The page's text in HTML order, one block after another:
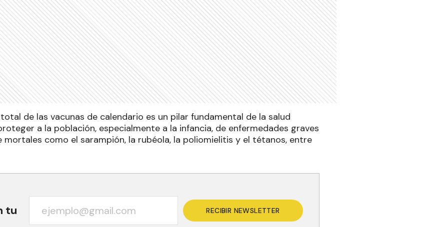
de las vacunas de calendario es un pilar fundamental de la salud
a la población, especialmente a la infancia, de enfermedades graves
como el sarampión, la rubéola, la poliomielitis y el tétanos, entre
tu RECIBIR NEWSLETTER